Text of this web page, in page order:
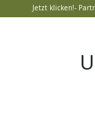
Jetzt klicken!-